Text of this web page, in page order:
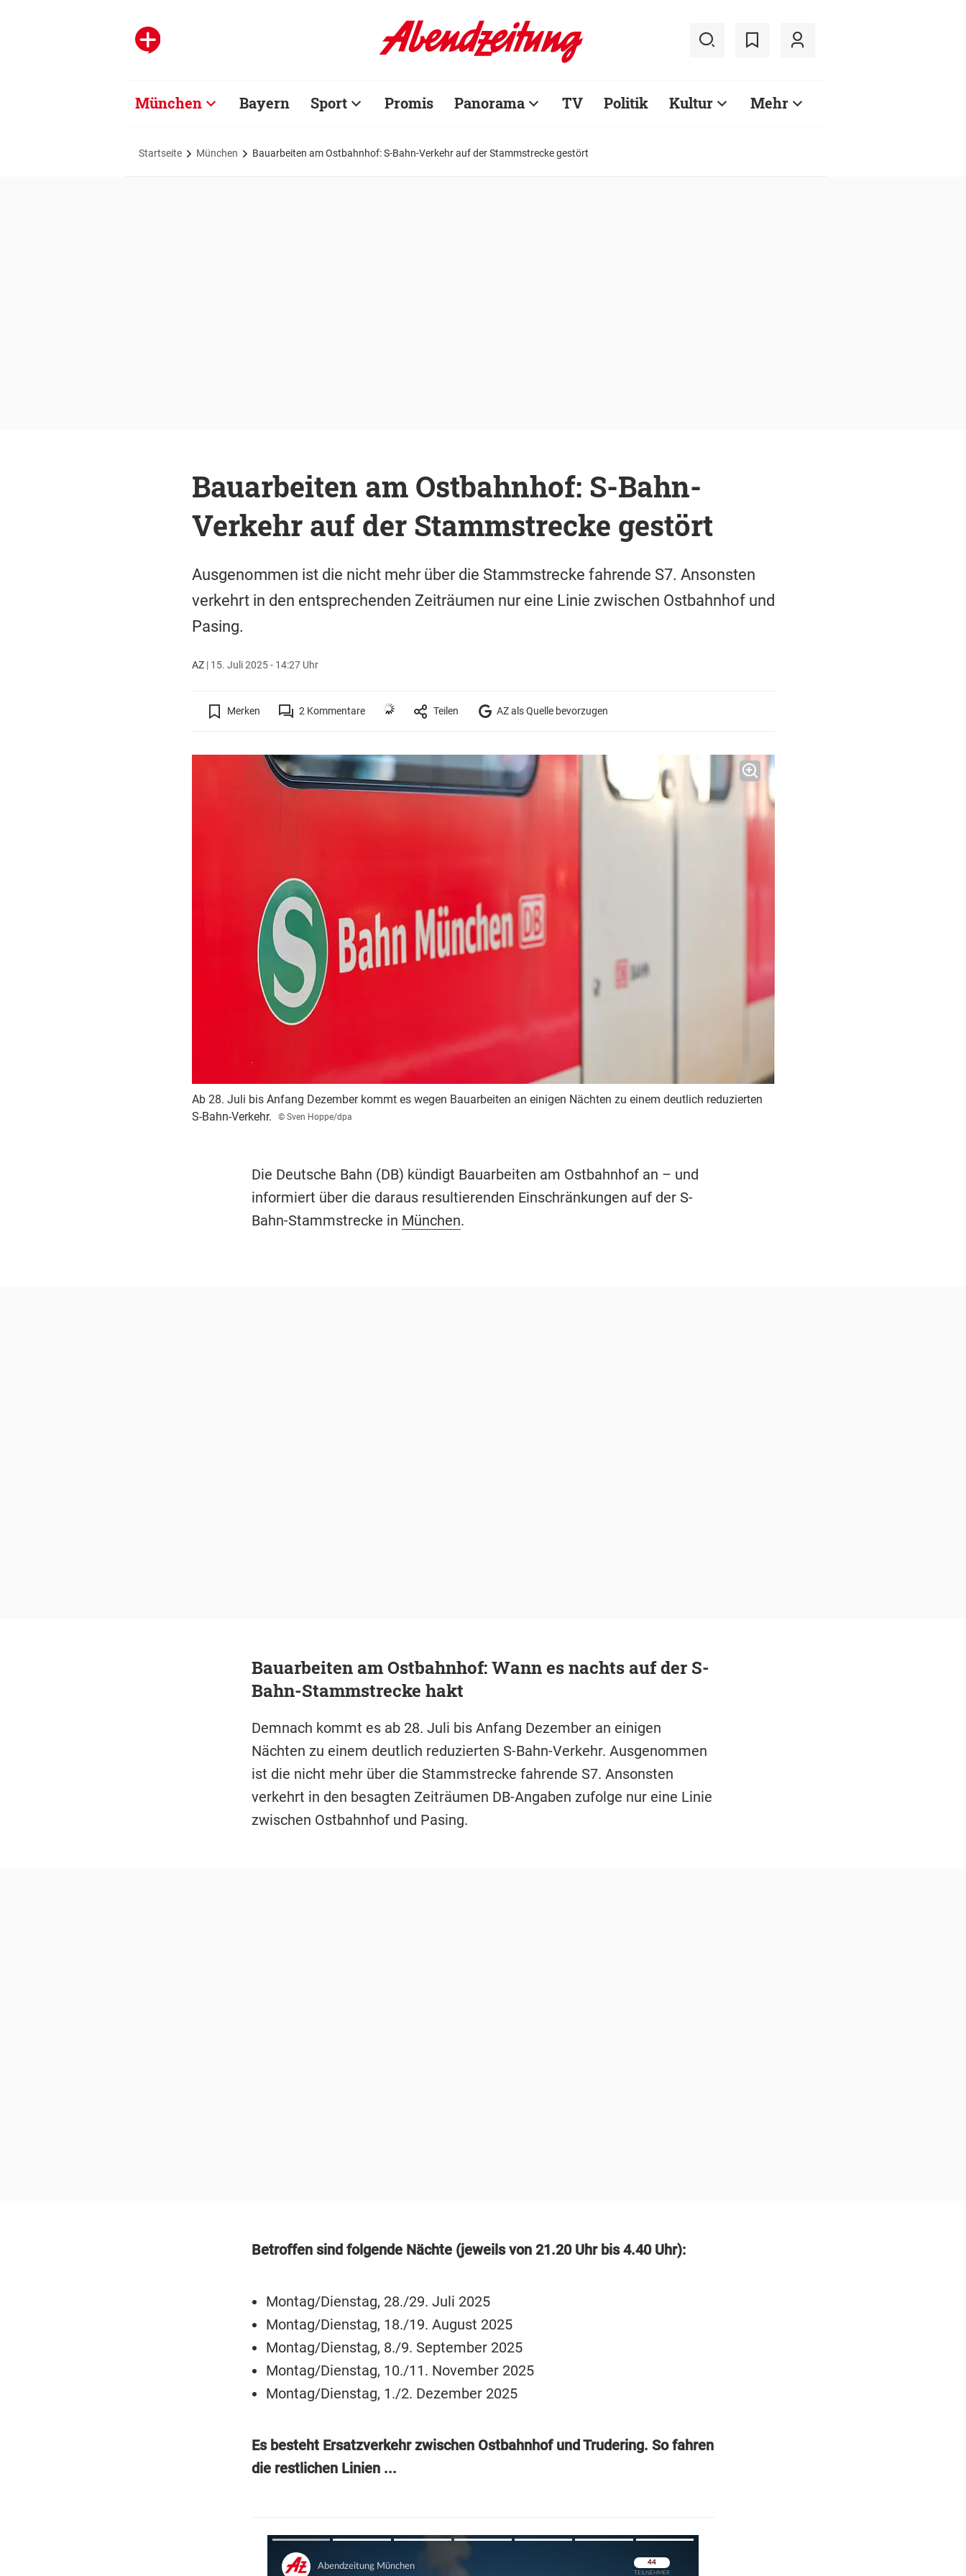
München Bayern Sport Promis Panorama TV Politik Kultur Mehr
Startseite München Bauarbeiten am Ostbahnhof: S-Bahn-Verkehr auf der Stammstrecke gestört
Bauarbeiten am Ostbahnhof: S-Bahn-
Verkehr auf der Stammstrecke gestört
Ausgenommen ist die nicht mehr über die Stammstrecke fahrende S7. Ansonsten
verkehrt in den entsprechenden Zeiträumen nur eine Linie zwischen Ostbahnhof und
Pasing.
AZ| 15. Juli 2025 - 14:27 Uhr
Merken 2 Kommentare Teilen AZ als Quelle bevorzugen
Ab 28. Juli bis Anfang Dezember kommt es wegen Bauarbeiten an einigen Nächten zu einem deutlich reduzierten
S-Bahn-Verkehr.
© Sven Hoppe/dpa
Die Deutsche Bahn (DB) kündigt Bauarbeiten am Ostbahnhof an – und
informiert über die daraus resultierenden Einschränkungen auf der S-
Bahn-Stammstrecke in München.
Bauarbeiten am Ostbahnhof: Wann es nachts auf der S-
Bahn-Stammstrecke hakt
Demnach kommt es ab 28. Juli bis Anfang Dezember an einigen
Nächten zu einem deutlich reduzierten S-Bahn-Verkehr. Ausgenommen
ist die nicht mehr über die Stammstrecke fahrende S7. Ansonsten
verkehrt in den besagten Zeiträumen DB-Angaben zufolge nur eine Linie
zwischen Ostbahnhof und Pasing.
Betroffen sind folgende Nächte (jeweils von 21.20 Uhr bis 4.40 Uhr):
Montag/Dienstag, 28./29. Juli 2025
Montag/Dienstag, 18./19. August 2025
Montag/Dienstag, 8./9. September 2025
Montag/Dienstag, 10./11. November 2025
Montag/Dienstag, 1./2. Dezember 2025
Es besteht Ersatzverkehr zwischen Ostbahnhof und Trudering. So fahren
die restlichen Linien ...